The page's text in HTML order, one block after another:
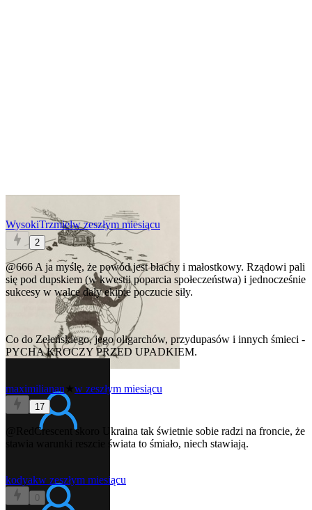
WysokiTrzmielw zeszłym miesiącu
2
@666 A ja myślę, że powód jest błachy i małostkowy. Rządowi pali
się pod dupskiem (w kwestii poparcia społeczeństwa) i jednocześnie
sukcesy w walce dały ekipie poczucie siły.
Co do Zełeńskiego, jego oligarchów, przydupasów i innych śmieci -
PYCHA KROCZY PRZED UPADKIEM.
maximilianan w zeszłym miesiącu
17
@RedCrescent
skoro Ukraina tak świetnie sobie radzi na froncie, że
stawia warunki reszcie świata to śmiało, niech stawiają.
kodyakw zeszłym miesiącu
0